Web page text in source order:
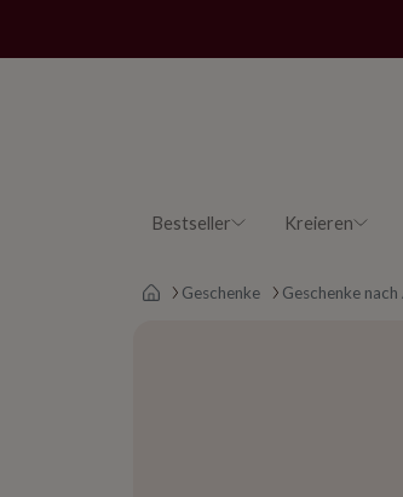
Kreieren
Bestseller
Main page
Geschenke Geschenke nach